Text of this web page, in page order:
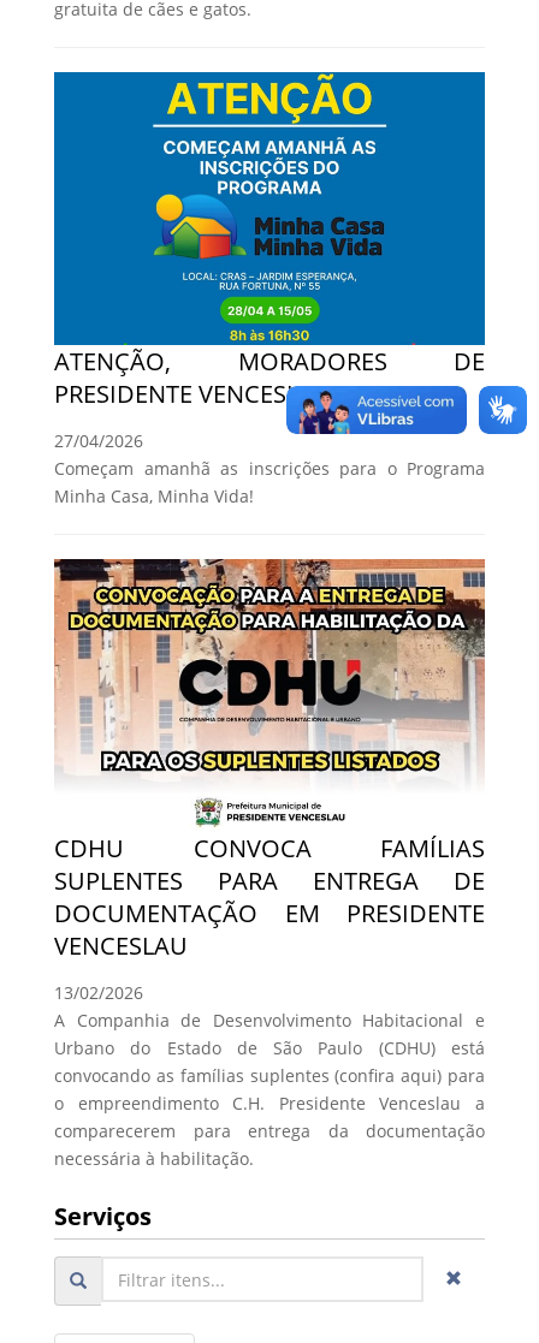
gratuita de cães e gatos.
ATENÇÃO, MORADORES DE
PRESIDENTE VENCESLAU!
27/04/2026
Começam amanhã as inscrições para o Programa
Minha Casa, Minha Vida!
CDHU CONVOCA FAMÍLIAS
SUPLENTES PARA ENTREGA DE
DOCUMENTAÇÃO EM PRESIDENTE
VENCESLAU
13/02/2026
A Companhia de Desenvolvimento Habitacional e
Urbano do Estado de São Paulo (CDHU) está
convocando as famílias suplentes (confira aqui) para
o empreendimento C.H. Presidente Venceslau a
comparecerem para entrega da documentação
necessária à habilitação.
Serviços